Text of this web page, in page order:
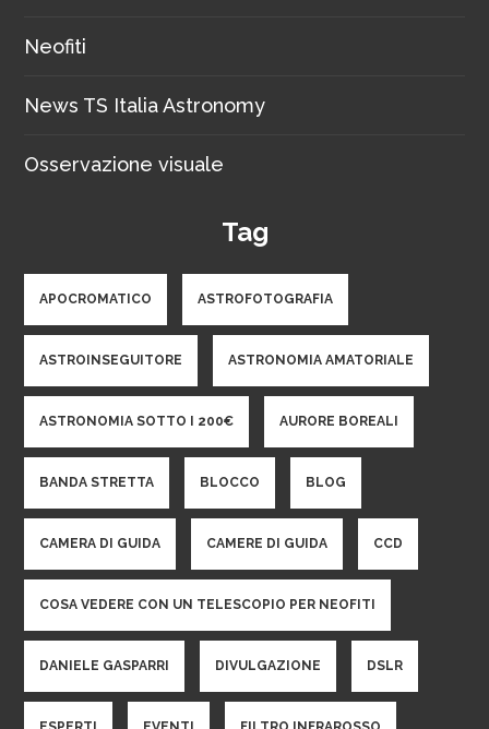
Neofiti
News TS Italia Astronomy
Osservazione visuale
Tag
APOCROMATICO ASTROFOTOGRAFIA
ASTROINSEGUITORE ASTRONOMIA AMATORIALE
ASTRONOMIA SOTTO I 200€ AURORE BOREALI
BANDA STRETTA BLOCCO BLOG
CAMERA DI GUIDA CAMERE DI GUIDA CCD
COSA VEDERE CON UN TELESCOPIO PER NEOFITI
DANIELE GASPARRI DIVULGAZIONE DSLR